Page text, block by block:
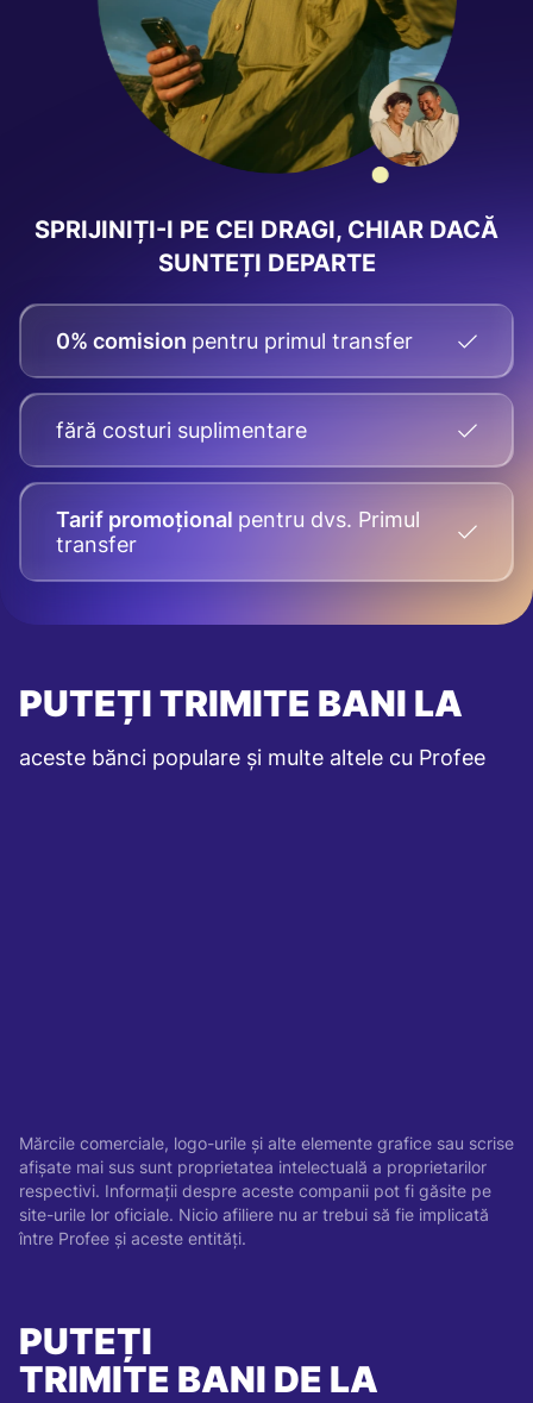
SPRIJINIȚI-I PE CEI DRAGI, CHIAR DACĂ
SUNTEȚI DEPARTE
0% comision pentru primul transfer
fără costuri suplimentare
Tarif promoțional pentru dvs. Primul
transfer
PUTEȚI TRIMITE BANI LA
aceste bănci populare și multe altele cu Profee
Mărcile comerciale, logo-urile și alte elemente grafice sau scrise
afișate mai sus sunt proprietatea intelectuală a proprietarilor
respectivi. Informații despre aceste companii pot fi găsite pe
site-urile lor oficiale. Nicio afiliere nu ar trebui să fie implicată
între Profee și aceste entități.
PUTEȚI
TRIMITE BANI DE LA